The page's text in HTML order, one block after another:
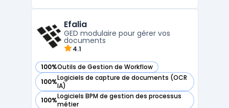
documents, des feuilles de calcul et des
présentations. Les ou ...
Efalia
GED modulaire pour gérer vos
documents
4.1
100%Outils de Gestion de Workflow
— voir Efalia dans cette catégorie
100%Logiciels de capture de documents (OCR
IA)
— voir Efalia dans cette catégorie
100%Logiciels BPM de gestion des processus
métier
— voir Efalia dans cette catégorie